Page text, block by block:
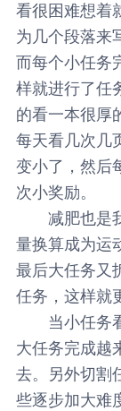
看很困难想着
为几个段落来
而每个小任务
样就进行了任
的看一本很厚
每天看几次几
变小了，然后
次小奖励。
减肥也是我
量换算成为运
最后大任务又
任务，这样就
当小任务看
大任务完成越
去。另外切割
些逐步加大难